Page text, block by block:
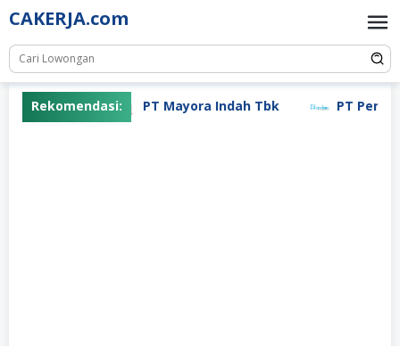
Skip
to
content
CAKERJA.com
Rekomendasi: PT Mayora Indah Tbk PT Pertiwi